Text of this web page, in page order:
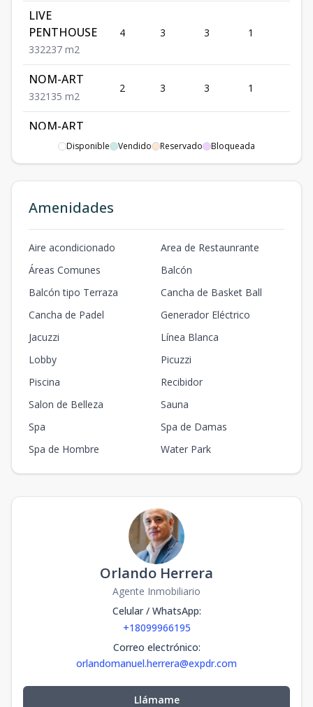
LIVE
PENTHOUSE
332237 m2
4 3 3 1
NOM-ART
332135 m2
2 3 3 1
NOM-ART
PENTHOUSE
332237m2
4 3 3 1
11167.5m2
Disponible Vendido Reservado Bloqueada
Amenidades
Aire acondicionado
Area de Restaunrante
Áreas Comunes
Balcón
Balcón tipo Terraza
Cancha de Basket Ball
Cancha de Padel
Generador Eléctrico
Jacuzzi
Línea Blanca
Lobby
Picuzzi
Piscina
Recibidor
Salon de Belleza
Sauna
Spa
Spa de Damas
Spa de Hombre
Water Park
Orlando Herrera
Agente Inmobiliario
Celular / WhatsApp:
+18099966195
Correo electrónico:
orlandomanuel.herrera@expdr.com
Llámame